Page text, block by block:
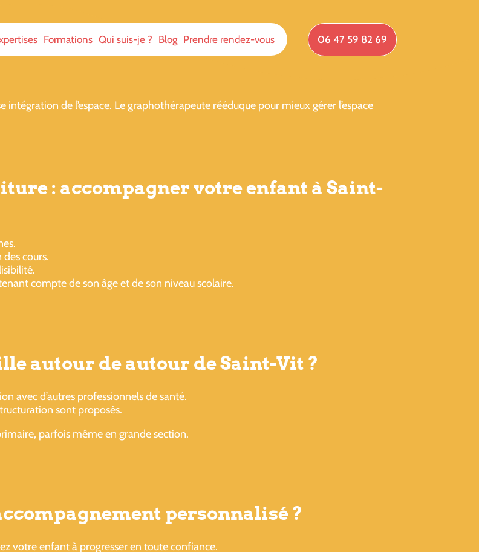
Formations Qui suis-je ? Blog Prendre rendez-vous 06 47 59 82 69
intégration de l’espace. Le graphothérapeute rééduque pour mieux gérer l’espace
: accompagner votre enfant à Saint-
cours.
compte de son âge et de son niveau scolaire.
autour de autour de Saint-Vit ?
avec d’autres professionnels de santé.
sont proposés.
parfois même en grande section.
personnalisé ?
votre enfant à progresser en toute confiance.